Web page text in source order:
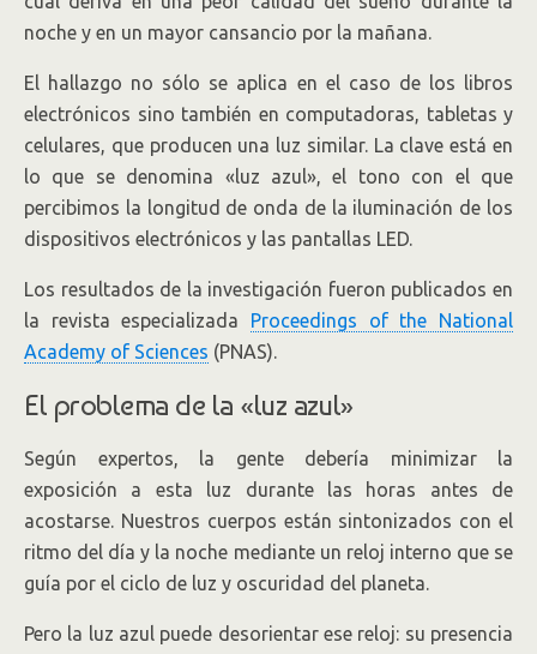
noche y en un mayor cansancio por la mañana.
El hallazgo no sólo se aplica en el caso de los libros
electrónicos sino también en computadoras, tabletas y
celulares, que producen una luz similar. La clave está en
lo que se denomina «luz azul», el tono con el que
percibimos la longitud de onda de la iluminación de los
dispositivos electrónicos y las pantallas LED.
Los resultados de la investigación fueron publicados en
la revista especializada Proceedings of the National
Academy of Sciences (PNAS).
El problema de la «luz azul»
Según expertos, la gente debería minimizar la
exposición a esta luz durante las horas antes de
acostarse. Nuestros cuerpos están sintonizados con el
ritmo del día y la noche mediante un reloj interno que se
guía por el ciclo de luz y oscuridad del planeta.
Pero la luz azul puede desorientar ese reloj: su presencia